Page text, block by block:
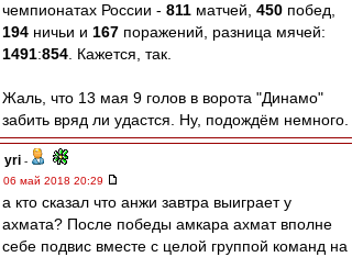
чемпионатах России - 811 матчей, 450 побед,
194 ничьи и 167 поражений, разница мячей:
1491:854 . Кажется, так.
Жаль, что 13 мая 9 голов в ворота "Динамо"
забить вряд ли удастся. Ну, подождём немного.
yri -
06 май 2018 20:29
а кто сказал что анжи завтра выиграет у
ахмата? После победы амкара ахмат вполне
себе подвис вместе с целой группой команд на